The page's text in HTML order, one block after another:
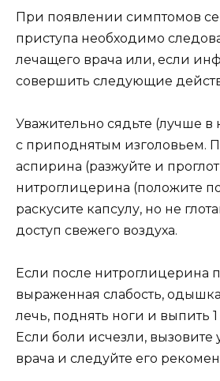
При появлении симптомов
приступа необходимо
лечащего врача или, если
совершить следующие
Уважительно сядьте (лучше в
с приподнятым изголовьем.
аспирина (разжуйте и
нитроглицерина (положите
раскусите капсулу, но не
доступ свежего воздуха.
Если после нитроглицерина
выраженная слабость,
лечь, поднять ноги и выпить
Если боли исчезли, вызовите
врача и следуйте его